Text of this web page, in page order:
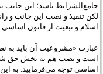
جامع‌الشرایط باشد؛ این
لکن تنفیذ و نصب این جانب و
اسلام و تبعیت از قانون
عبارت «مشروعیت آن باید به
است و نصب هم به بخش حق
اساسی توجه می‌فرمایید. به